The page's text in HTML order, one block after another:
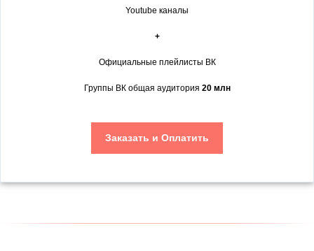
Youtube каналы
+
Официальные плейлисты ВК
Группы ВК общая аудитория 20 млн
Заказать и Оплатить